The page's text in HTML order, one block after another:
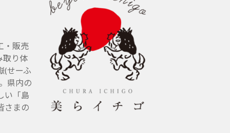
・販売
取り体
(せーふ
県内の
い「島
さまの